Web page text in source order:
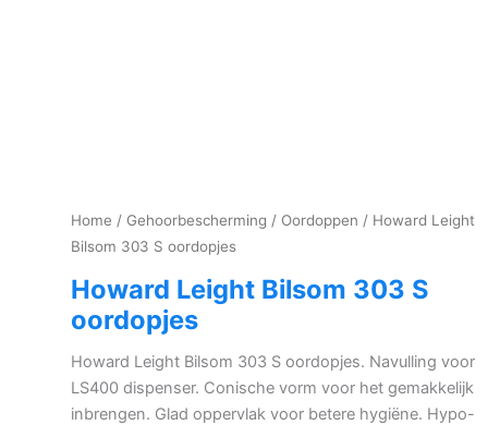
Home / Gehoorbescherming / Oordoppen / Howard Leight
Bilsom 303 S oordopjes
Howard Leight Bilsom 303 S
oordopjes
Howard Leight Bilsom 303 S oordopjes. Navulling voor
LS400 dispenser. Conische vorm voor het gemakkelijk
inbrengen. Glad oppervlak voor betere hygiëne. Hypo-